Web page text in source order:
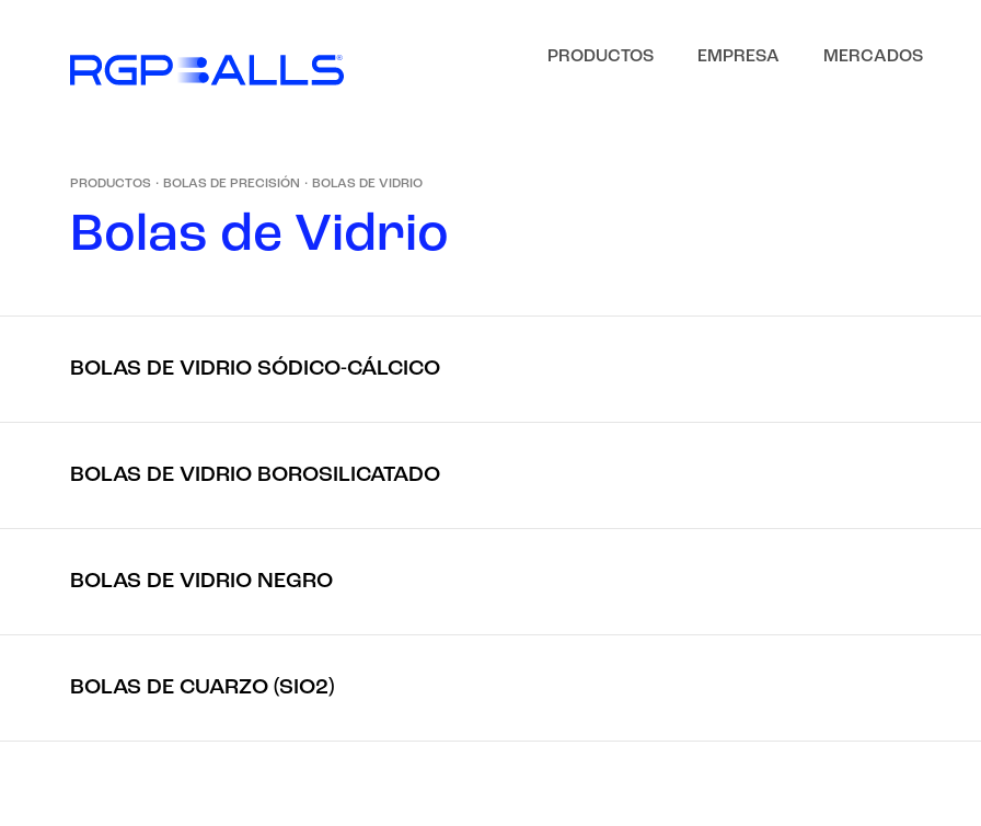
PRODUCTOS EMPRESA MERCADOS
PRODUCTOS · BOLAS DE PRECISIÓN · BOLAS DE VIDRIO
Bolas de Vidrio
BOLAS DE VIDRIO SÓDICO-CÁLCICO
BOLAS DE VIDRIO BOROSILICATADO
BOLAS DE VIDRIO NEGRO
BOLAS DE CUARZO (SIO2)